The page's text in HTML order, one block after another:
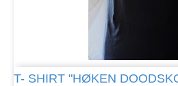
T- SHIRT "HØKEN